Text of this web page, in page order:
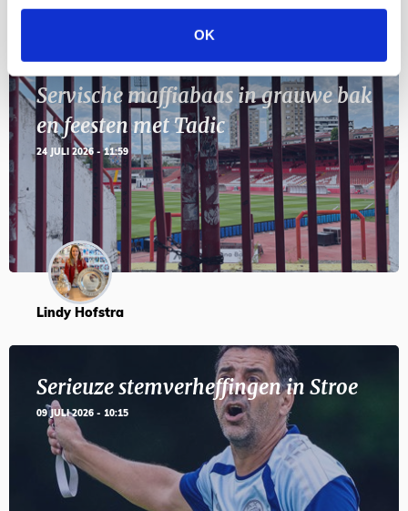
OK
BLOGS
Servische maffiabaas in grauwe bak
en feesten met Tadic
24 JULI 2026 - 11:59
Lindy Hofstra
Serieuze stemverheffingen in Stroe
09 JULI 2026 - 10:15